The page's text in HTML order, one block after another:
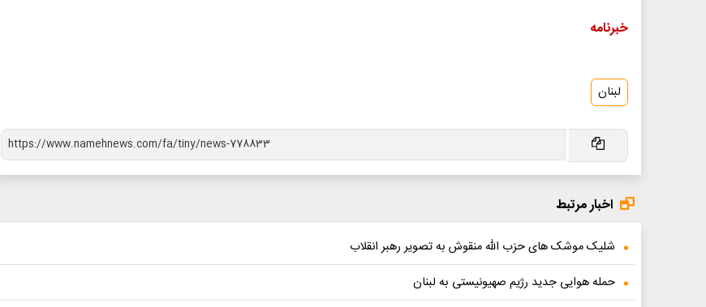
خبرنامه
لبنان
اخبار مرتبط
شلیک موشک های حزب الله منقوش به تصویر رهبر انقلاب
حمله هوایی جدید رژیم صهیونیستی به لبنان